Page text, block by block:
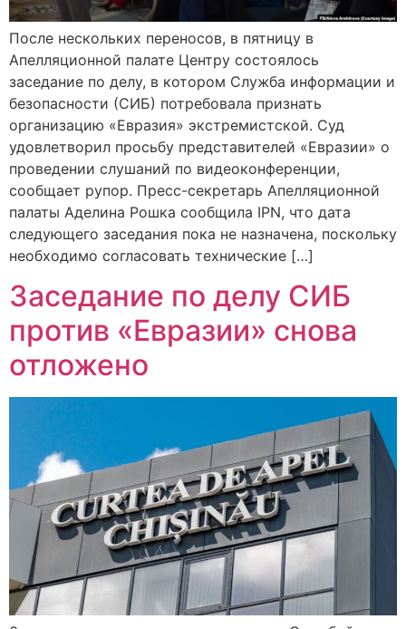
После нескольких переносов, в пятницу в
Апелляционной палате Центру состоялось
заседание по делу, в котором Служба информации и
безопасности (СИБ) потребовала признать
организацию «Евразия» экстремистской. Суд
удовлетворил просьбу представителей «Евразии» о
проведении слушаний по видеоконференции,
сообщает рупор. Пресс-секретарь Апелляционной
палаты Аделина Рошка сообщила IPN, что дата
следующего заседания пока не назначена, поскольку
необходимо согласовать технические […]
Заседание по делу СИБ
против «Евразии» снова
отложено